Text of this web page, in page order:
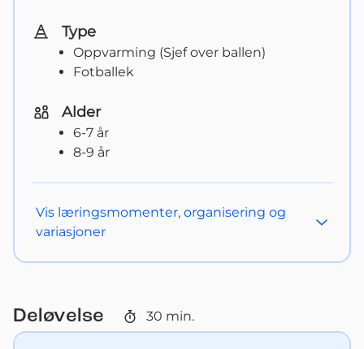
Type
Oppvarming (Sjef over ballen)
Fotballek
Alder
6-7 år
8-9 år
Vis læringsmomenter, organisering og
variasjoner
Deløvelse 30 min.